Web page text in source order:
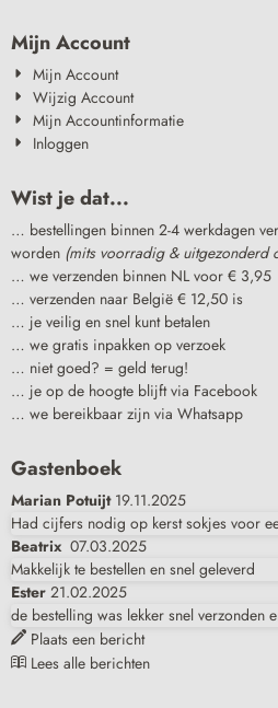
Mijn Account
Mijn Account
Wijzig Account
Mijn Accountinformatie
Inloggen
Wist je dat...
… bestellingen binnen 2-4 werkdagen
worden (mits voorradig & uitgezonderd
… we verzenden binnen NL voor € 3,95
… verzenden naar België € 12,50 is
… je veilig en snel kunt betalen
… we gratis inpakken op verzoek
… niet goed? = geld terug!
… je op de hoogte blijft via Facebook
… we bereikbaar zijn via Whatsapp
Gastenboek
Marian Potuijt 19.11.2025
Had cijfers nodig op kerst sokjes voor
Beatrix 07.03.2025
Makkelijk te bestellen en snel geleverd
Ester 21.02.2025
de bestelling was lekker snel verzonden
Plaats een bericht
Lees alle berichten